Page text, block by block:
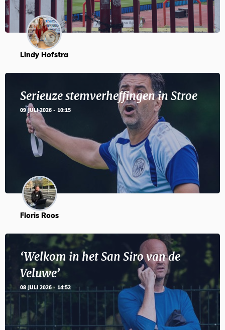
Lindy Hofstra
Serieuze stemverheffingen in Stroe
09 JULI 2026 - 10:15
Floris Roos
‘Welkom in het San Siro van de
Veluwe’
08 JULI 2026 - 14:52